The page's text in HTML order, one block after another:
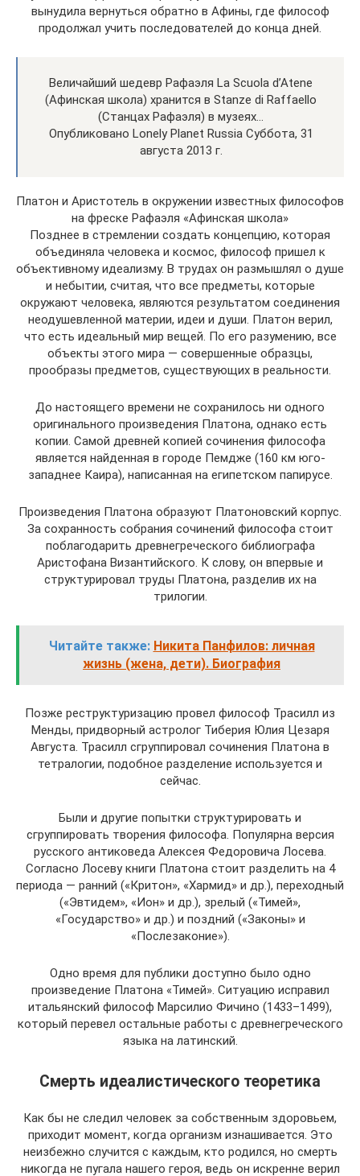
вынудила вернуться обратно в Афины, где философ
продолжал учить последователей до конца дней.
Величайший шедевр Рафаэля La Scuola d’Atene
(Афинская школа) хранится в Stanze di Raffaello
(Станцах Рафаэля) в музеях…
Опубликовано Lonely Planet Russia Суббота, 31
августа 2013 г.
Платон и Аристотель в окружении известных философов
на фреске Рафаэля «Афинская школа»
Позднее в стремлении создать концепцию, которая
объединяла человека и космос, философ пришел к
объективному идеализму. В трудах он размышлял о душе
и небытии, считая, что все предметы, которые
окружают человека, являются результатом соединения
неодушевленной материи, идеи и души. Платон верил,
что есть идеальный мир вещей. По его разумению, все
объекты этого мира — совершенные образцы,
прообразы предметов, существующих в реальности.
До настоящего времени не сохранилось ни одного
оригинального произведения Платона, однако есть
копии. Самой древней копией сочинения философа
является найденная в городе Пемдже (160 км юго-
западнее Каира), написанная на египетском папирусе.
Произведения Платона образуют Платоновский корпус.
За сохранность собрания сочинений философа стоит
поблагодарить древнегреческого библиографа
Аристофана Византийского. К слову, он впервые и
структурировал труды Платона, разделив их на
трилогии.
Читайте также: Никита Панфилов: личная
жизнь (жена, дети). Биография
Позже реструктуризацию провел философ Трасилл из
Менды, придворный астролог Тиберия Юлия Цезаря
Августа. Трасилл сгруппировал сочинения Платона в
тетралогии, подобное разделение используется и
сейчас.
Были и другие попытки структурировать и
сгруппировать творения философа. Популярна версия
русского антиковеда Алексея Федоровича Лосева.
Согласно Лосеву книги Платона стоит разделить на 4
периода — ранний («Критон», «Хармид» и др.), переходный
(«Эвтидем», «Ион» и др.), зрелый («Тимей»,
«Государство» и др.) и поздний («Законы» и
«Послезаконие»).
Одно время для публики доступно было одно
произведение Платона «Тимей». Ситуацию исправил
итальянский философ Марсилио Фичино (1433–1499),
который перевел остальные работы с древнегреческого
языка на латинский.
Смерть идеалистического теоретика
Как бы не следил человек за собственным здоровьем,
приходит момент, когда организм изнашивается. Это
неизбежно случится с каждым, кто родился, но смерть
никогда не пугала нашего героя, ведь он искренне верил